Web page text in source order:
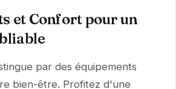
et Confort pour un
par des équipements
bien-être. Profitez d'une